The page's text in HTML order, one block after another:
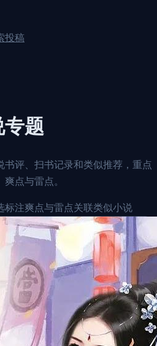
投稿
题
书评、扫书记录和类似推荐，重点
点与雷点。
标注爽点与雷点关联类似小说